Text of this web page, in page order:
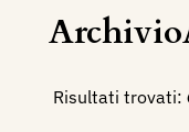
Risultati trovati: